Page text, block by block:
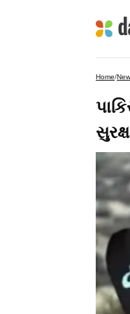
Home/